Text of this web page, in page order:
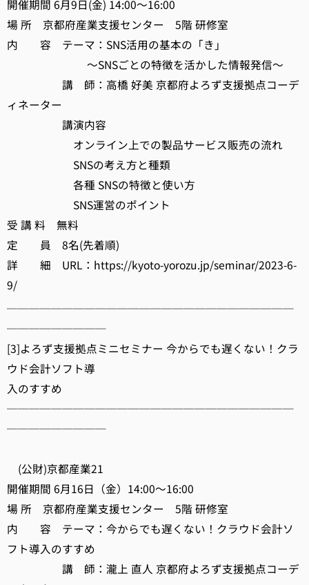
開催期間 6月9日(金) 14:00～16:00
場 所 京都府産業支援センター 5階 研修室
内 容 テーマ：SNS活用の基本の「き」
～SNSごとの特徴を活かした情報発信～
講 師：高橋 好美 京都府よろず支援拠点コーデ
ィネーター
講演内容
オンライン上での製品サービス販売の流れ
SNSの考え方と種類
各種 SNSの特徴と使い方
SNS運営のポイント
受 講 料 無料
定 員 8名(先着順)
詳 細 URL：https://kyoto-yorozu.jp/seminar/2023-6-
9/
──────────────────────────
─────────
[3]よろず支援拠点ミニセミナー 今からでも遅くない！クラ
ウド会計ソフト導
入のすすめ
──────────────────────────
─────────
(公財)京都産業21
開催期間 6月16日（金）14:00～16:00
場 所 京都府産業支援センター 5階 研修室
内 容 テーマ：今からでも遅くない！クラウド会計ソ
フト導入のすすめ
講 師：瀧上 直人 京都府よろず支援拠点コーデ